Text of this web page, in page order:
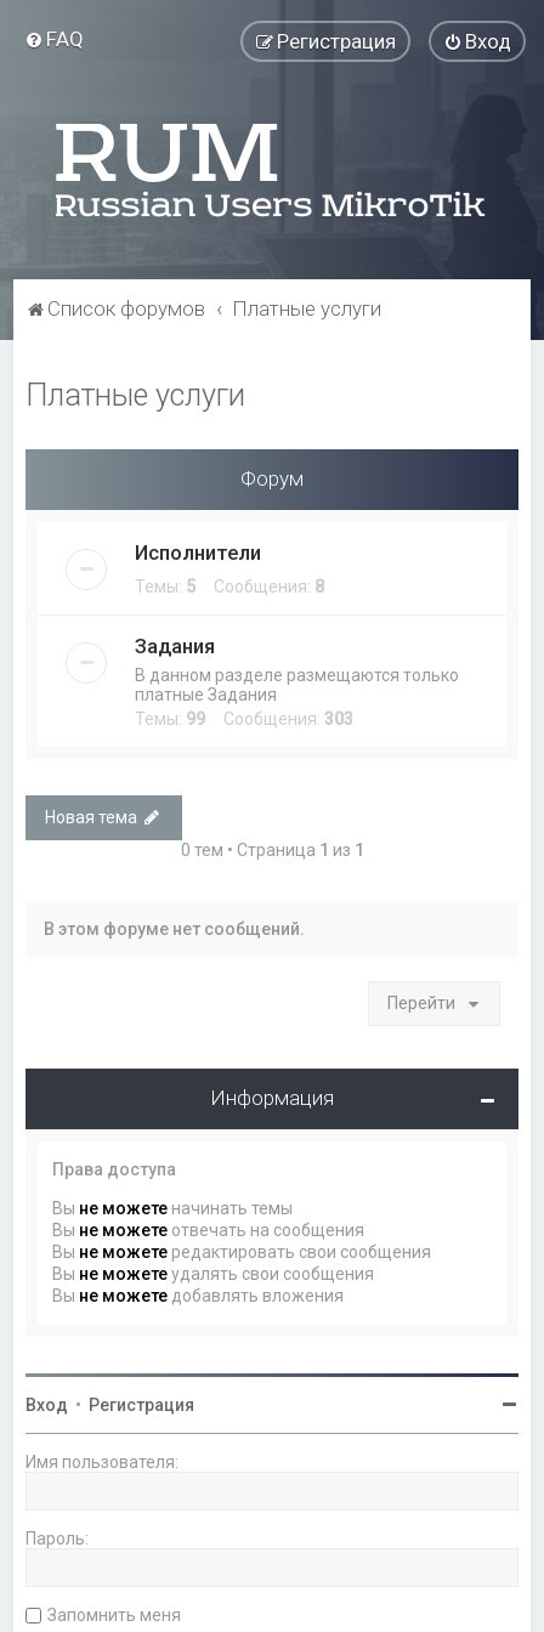
FAQ Вход
Регистрация
Список форумов Платные услуги
Платные услуги
Форум
Исполнители
Темы: 5 Сообщения: 8
Задания
В данном разделе размещаются только
платные Задания
Темы: 99 Сообщения: 303
Новая тема
0 тем • Страница 1 из 1
В этом форуме нет сообщений.
Перейти
Информация
Права доступа
Вы не можете начинать темы
Вы не можете отвечать на сообщения
Вы не можете редактировать свои сообщения
Вы не можетеудалять свои сообщения
Вы не можете добавлять вложения
Вход • Регистрация
Имя пользователя:
Пароль:
Запомнить меня